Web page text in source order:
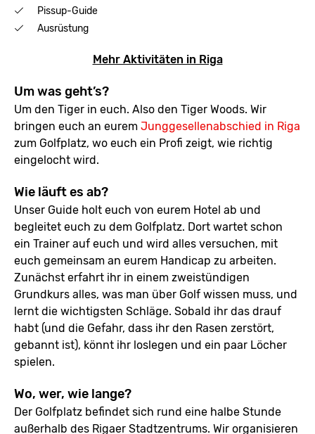
Pissup-Guide
Ausrüstung
Mehr Aktivitäten in Riga
Um was geht’s?
Um den Tiger in euch. Also den Tiger Woods. Wir
bringen euch an eurem Junggesellenabschied in Riga
zum Golfplatz, wo euch ein Profi zeigt, wie richtig
eingelocht wird.
Wie läuft es ab?
Unser Guide holt euch von eurem Hotel ab und
begleitet euch zu dem Golfplatz. Dort wartet schon
ein Trainer auf euch und wird alles versuchen, mit
euch gemeinsam an eurem Handicap zu arbeiten.
Zunächst erfahrt ihr in einem zweistündigen
Grundkurs alles, was man über Golf wissen muss, und
lernt die wichtigsten Schläge. Sobald ihr das drauf
habt (und die Gefahr, dass ihr den Rasen zerstört,
gebannt ist), könnt ihr loslegen und ein paar Löcher
spielen.
Wo, wer, wie lange?
Der Golfplatz befindet sich rund eine halbe Stunde
außerhalb des Rigaer Stadtzentrums. Wir organisieren